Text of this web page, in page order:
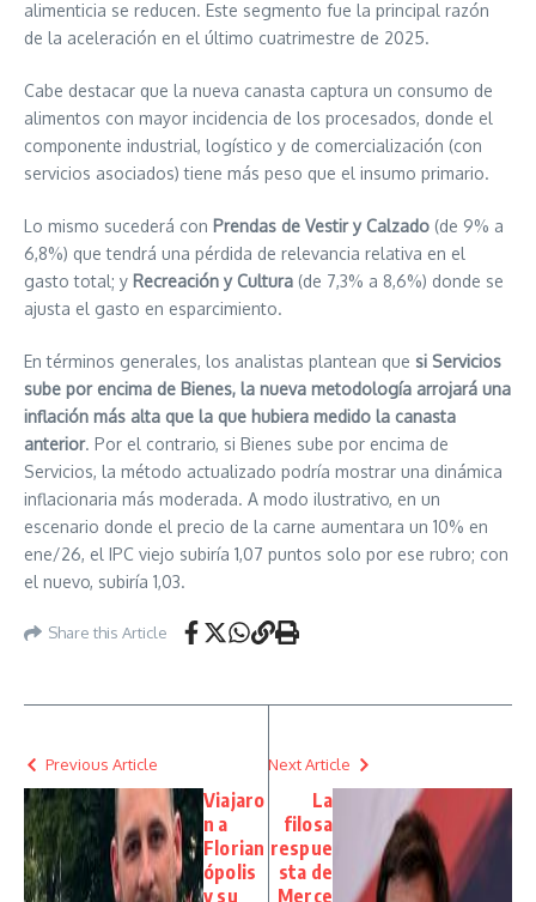
alimenticia se reducen. Este segmento fue la principal razón
de la aceleración en el último cuatrimestre de 2025.
Cabe destacar que la nueva canasta captura un consumo de
alimentos con mayor incidencia de los procesados, donde el
componente industrial, logístico y de comercialización (con
servicios asociados) tiene más peso que el insumo primario.
Lo mismo sucederá con Prendas de Vestir y Calzado (de 9% a
6,8%) que tendrá una pérdida de relevancia relativa en el
gasto total; y Recreación y Cultura (de 7,3% a 8,6%) donde se
ajusta el gasto en esparcimiento.
En términos generales, los analistas plantean que si Servicios
sube por encima de Bienes, la nueva metodología arrojará una
inflación más alta que la que hubiera medido la canasta
anterior. Por el contrario, si Bienes sube por encima de
Servicios, la método actualizado podría mostrar una dinámica
inflacionaria más moderada. A modo ilustrativo, en un
escenario donde el precio de la carne aumentara un 10% en
ene/26, el IPC viejo subiría 1,07 puntos solo por ese rubro; con
el nuevo, subiría 1,03.
Share this Article
Previous Article
Viajaro
n a
Florian
ópolis
y su
Next Article
La
filosa
respue
sta de
Merce